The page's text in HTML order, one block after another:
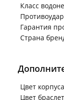
Класс
Гарантия
Страна
Цвет корпуса
Цвет